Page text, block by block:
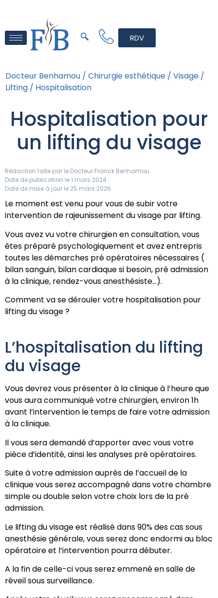
RDV
Docteur Benhamou / Chirurgie esthétique / Visage /
Lifting / Hospitalisation
Hospitalisation pour
un lifting du visage
Rédaction faite par le Docteur Franck Benhamou
Date de publication le 1 mars 2024
Date de mise à jour le 25 mars 2026
Le moment est venu pour vous de subir votre
intervention de rajeunissement du visage par lifting.
Vous avez vu votre chirurgien en consultation, vous
êtes préparé psychologiquement et avez entrepris
toutes les démarches pré opératoires nécessaires (
bilan sanguin, bilan cardiaque si besoin, pré admission
à la clinique, rendez-vous anesthésiste…).
Comment va se dérouler votre hospitalisation pour
lifting du visage ?
L’hospitalisation du lifting
du visage
Vous devrez vous présenter à la clinique à l’heure que
vous aura communiqué votre chirurgien, environ 1h
avant l’intervention le temps de faire votre admission
à la clinique.
Il vous sera demandé d’apporter avec vous votre
pièce d’identité, ainsi les analyses pré opératoires.
Suite à votre admission auprès de l’accueil de la
clinique vous serez accompagné dans votre chambre
simple ou double selon votre choix lors de la pré
admission.
Le lifting du visage est réalisé dans 90% des cas sous
anesthésie générale, vous serez donc endormi au bloc
opératoire et l’intervention pourra débuter.
A la fin de celle-ci vous serez emmené en salle de
réveil sous surveillance.